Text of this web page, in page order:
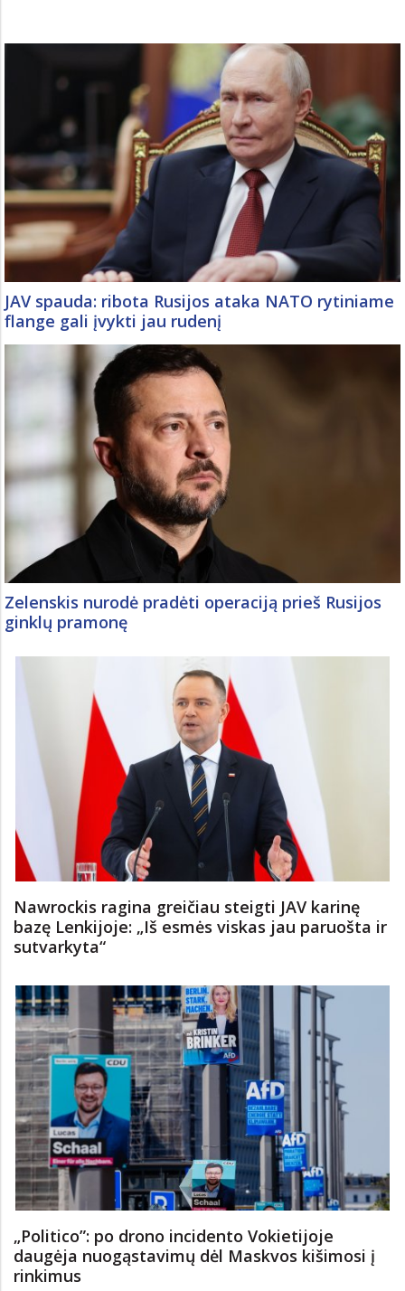
JAV spauda: ribota Rusijos ataka NATO rytiniame
flange gali įvykti jau rudenį
Zelenskis nurodė pradėti operaciją prieš Rusijos
ginklų pramonę
Nawrockis ragina greičiau steigti JAV karinę
bazę Lenkijoje: „Iš esmės viskas jau paruošta ir
sutvarkyta“
„Politico”: po drono incidento Vokietijoje
daugėja nuogąstavimų dėl Maskvos kišimosi į
rinkimus